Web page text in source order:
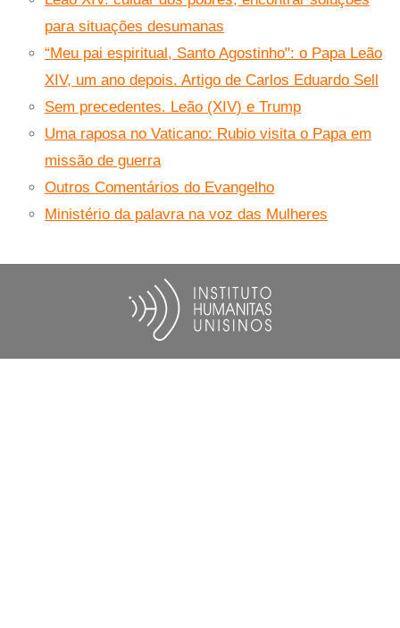
para situações desumanas
“Meu pai espiritual, Santo Agostinho": o Papa Leão
XIV, um ano depois. Artigo de Carlos Eduardo Sell
Sem precedentes. Leão (XIV) e Trump
Uma raposa no Vaticano: Rubio visita o Papa em
missão de guerra
Outros Comentários do Evangelho
Ministério da palavra na voz das Mulheres